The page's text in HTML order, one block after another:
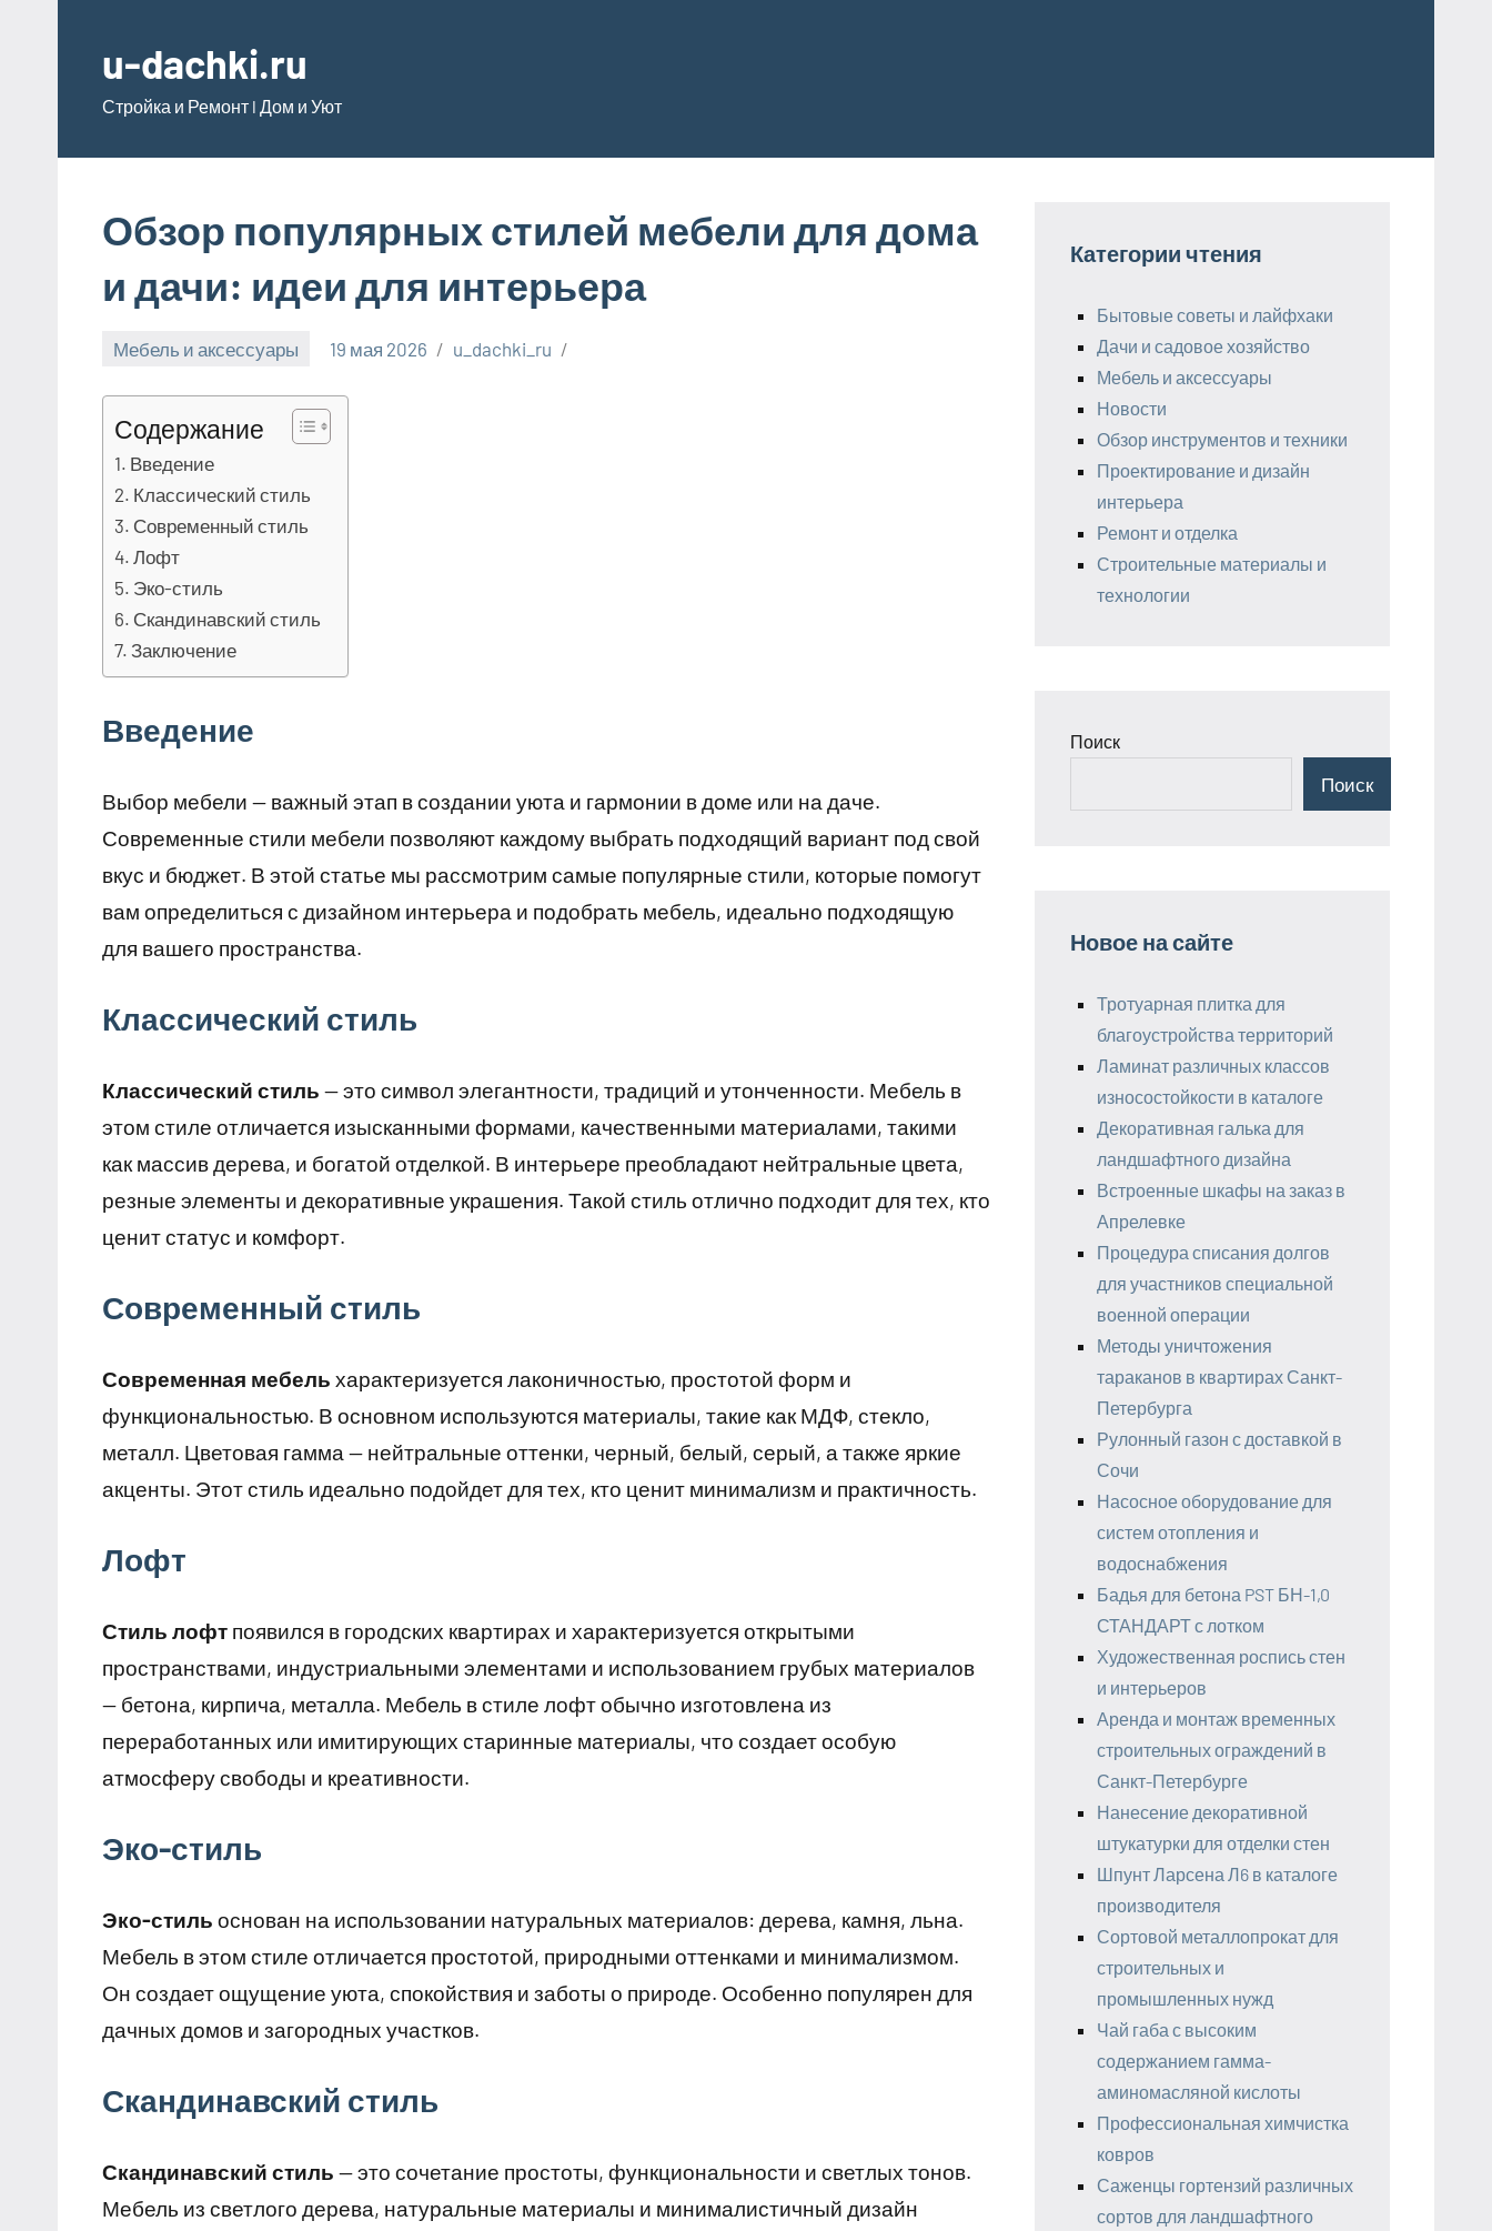
содержимому
u-dachki.ru
Стройка и Ремонт l Дом и Уют
Обзор популярных стилей мебели для дома
и дачи: идеи для интерьера
Мебель и аксессуары 19 мая 2026 u_dachki_ru
Содержание
Введение
Классический стиль
Современный стиль
Лофт
Эко-стиль
Скандинавский стиль
Заключение
Введение
Выбор мебели — важный этап в создании уюта и гармонии в доме или на даче.
Современные стили мебели позволяют каждому выбрать подходящий вариант под свой
вкус и бюджет. В этой статье мы рассмотрим самые популярные стили, которые помогут
вам определиться с дизайном интерьера и подобрать мебель, идеально подходящую
для вашего пространства.
Классический стиль
Классический стиль — это символ элегантности, традиций и утонченности. Мебель в
этом стиле отличается изысканными формами, качественными материалами, такими
как массив дерева, и богатой отделкой. В интерьере преобладают нейтральные цвета,
резные элементы и декоративные украшения. Такой стиль отлично подходит для тех, кто
ценит статус и комфорт.
Современный стиль
Современная мебель характеризуется лаконичностью, простотой форм и
функциональностью. В основном используются материалы, такие как МДФ, стекло,
металл. Цветовая гамма — нейтральные оттенки, черный, белый, серый, а также яркие
акценты. Этот стиль идеально подойдет для тех, кто ценит минимализм и практичность.
Лофт
Стиль лофт появился в городских квартирах и характеризуется открытыми
пространствами, индустриальными элементами и использованием грубых материалов
— бетона, кирпича, металла. Мебель в стиле лофт обычно изготовлена из
переработанных или имитирующих старинные материалы, что создает особую
атмосферу свободы и креативности.
Эко-стиль
Эко-стиль основан на использовании натуральных материалов: дерева, камня, льна.
Мебель в этом стиле отличается простотой, природными оттенками и минимализмом.
Он создает ощущение уюта, спокойствия и заботы о природе. Особенно популярен для
дачных домов и загородных участков.
Скандинавский стиль
Скандинавский стиль — это сочетание простоты, функциональности и светлых тонов.
Мебель из светлого дерева, натуральные материалы и минималистичный дизайн
Категории чтения
Бытовые советы и лайфхаки
Дачи и садовое хозяйство
Мебель и аксессуары
Новости
Обзор инструментов и техники
Проектирование и дизайн
интерьера
Ремонт и отделка
Строительные материалы и
технологии
Поиск
Поиск
Новое на сайте
Тротуарная плитка для
благоустройства территорий
Ламинат различных классов
износостойкости в каталоге
Декоративная галька для
ландшафтного дизайна
Встроенные шкафы на заказ в
Апрелевке
Процедура списания долгов
для участников специальной
военной операции
Методы уничтожения
тараканов в квартирах Санкт-
Петербурга
Рулонный газон с доставкой в
Сочи
Насосное оборудование для
систем отопления и
водоснабжения
Бадья для бетона PST БН-1,0
СТАНДАРТ с лотком
Художественная роспись стен
и интерьеров
Аренда и монтаж временных
строительных ограждений в
Санкт-Петербурге
Нанесение декоративной
штукатурки для отделки стен
Шпунт Ларсена Л6 в каталоге
производителя
Сортовой металлопрокат для
строительных и
промышленных нужд
Чай габа с высоким
содержанием гамма-
аминомасляной кислоты
Профессиональная химчистка
ковров
Саженцы гортензий различных
сортов для ландшафтного